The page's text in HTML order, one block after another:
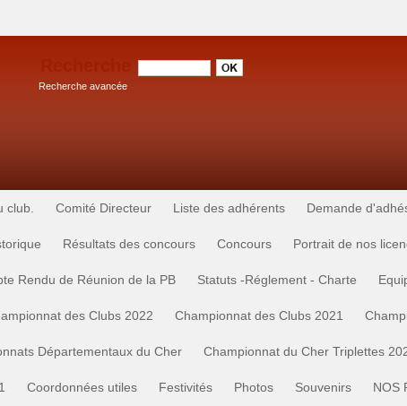
Recherche avancée
club. Comité Directeur Liste des adhérents Demande
Résultats des concours Concours Portrait de nos
Rendu de Réunion de la PB Statuts -Réglement - Charte
des Clubs 2022 Championnat des Clubs 2021
Départementaux du Cher Championnat du Cher Triplettes
Coordonnées utiles Festivités Photos Souvenirs NOS